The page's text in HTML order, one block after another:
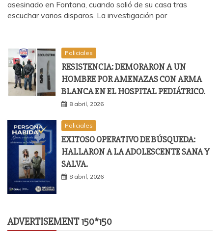
asesinado en Fontana, cuando salió de su casa tras
escuchar varios disparos. La investigación por
Policiales
RESISTENCIA: DEMORARON A UN
HOMBRE POR AMENAZAS CON ARMA
BLANCA EN EL HOSPITAL PEDIÁTRICO.
8 abril, 2026
Policiales
EXITOSO OPERATIVO DE BÚSQUEDA:
HALLARON A LA ADOLESCENTE SANA Y
SALVA.
8 abril, 2026
ADVERTISEMENT 150*150